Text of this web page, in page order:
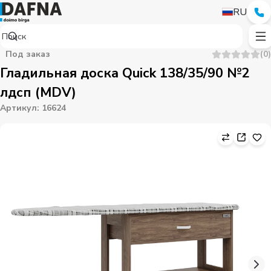
RU
Под заказ (0)
Гладильная доска Quick 138/35/90 №2
лдсп (MDV)
Артикул: 16624